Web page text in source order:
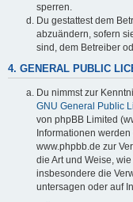
sperren.
Du gestattest dem
abzuändern, sofern
sind, dem Betreiber
4. GENERAL PUBLIC
Du nimmst zur
GNU General Public
von phpBB Limited
Informationen
www.phpbb.de zur
die Art und Weise,
insbesondere die
untersagen oder auf